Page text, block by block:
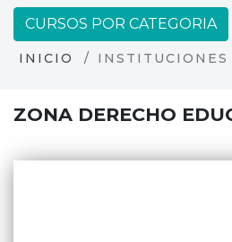
CURSOS POR CATEGORIA
INICIO INSTITUCIONES
ZONA DERECHO